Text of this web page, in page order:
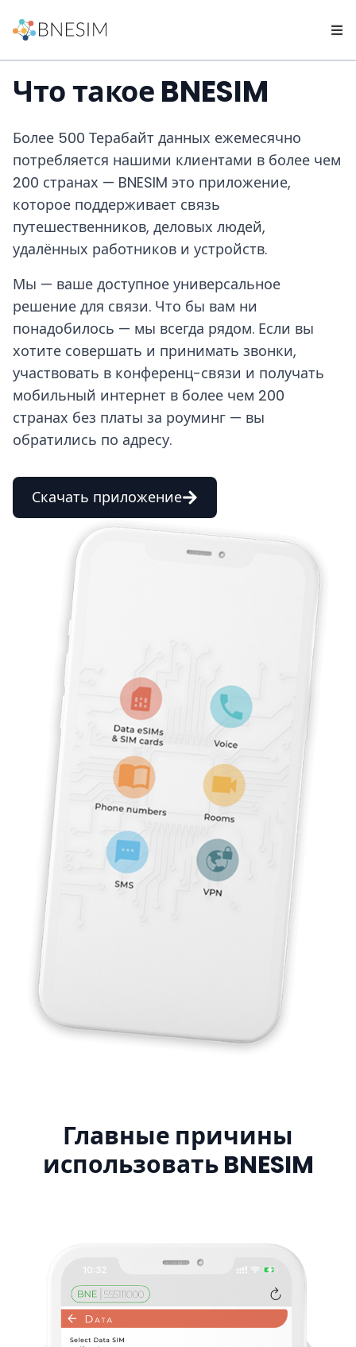
Что такое BNESIM
Более 500 Терабайт данных ежемесячно
потребляется нашими клиентами в более чем
200 странах — BNESIM это приложение,
которое поддерживает связь
путешественников, деловых людей,
удалённых работников и устройств.
Мы — ваше доступное универсальное
решение для связи. Что бы вам ни
понадобилось — мы всегда рядом. Если вы
хотите совершать и принимать звонки,
участвовать в конференц-связи и получать
мобильный интернет в более чем 200
странах без платы за роуминг — вы
обратились по адресу.
Скачать приложение
Главные причины
использовать BNESIM